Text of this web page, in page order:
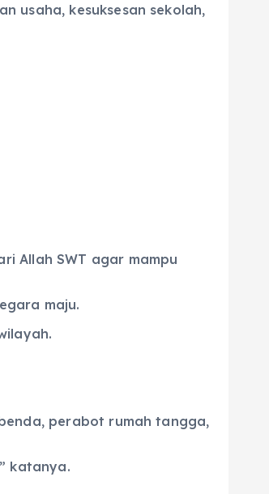
usaha, kesuksesan sekolah,
Allah SWT agar mampu
maju.
perabot rumah tangga,
katanya.